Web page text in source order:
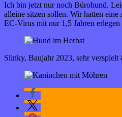
Ich bin jetzt nur noch Bürohund.
alleine sitzen sollen. Wir hatten
EC-Virus mit nur 1,5 Jahren
Slinky, Baujahr 2023, sehr